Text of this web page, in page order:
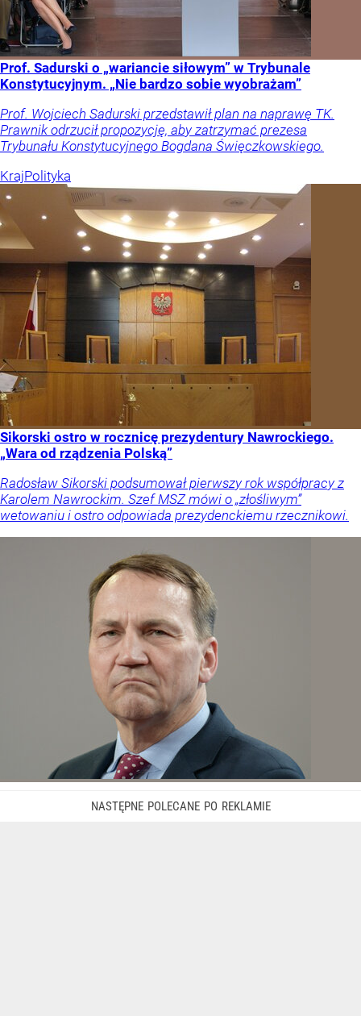
Prof. Sadurski o „wariancie siłowym” w Trybunale
Konstytucyjnym. „Nie bardzo sobie wyobrażam”
Prof. Wojciech Sadurski przedstawił plan na naprawę TK.
Prawnik odrzucił propozycję, aby zatrzymać prezesa
Trybunału Konstytucyjnego Bogdana Święczkowskiego.
KrajPolityka
Sikorski ostro w rocznicę prezydentury Nawrockiego.
„Wara od rządzenia Polską”
Radosław Sikorski podsumował pierwszy rok współpracy z
Karolem Nawrockim. Szef MSZ mówi o „złośliwym”
wetowaniu i ostro odpowiada prezydenckiemu rzecznikowi.